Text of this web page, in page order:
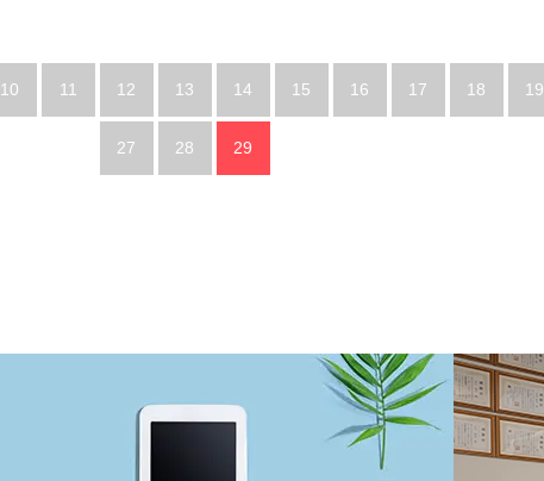
10 11 12 13 14 15 16 17 18 19
27 28 29